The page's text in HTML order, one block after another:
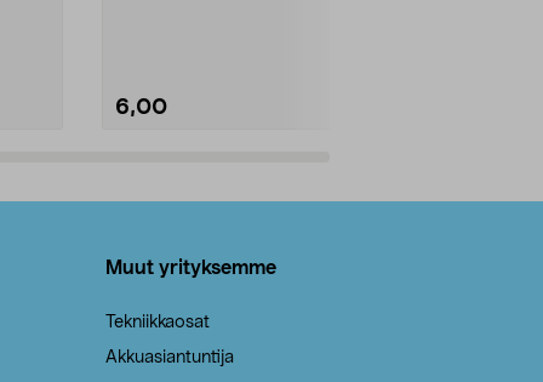
6,00
Muut yrityksemme
Tekniikkaosat
Akkuasiantuntija